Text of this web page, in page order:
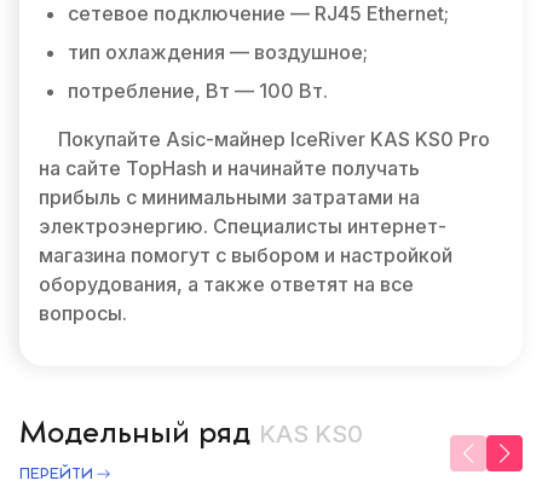
сетевое подключение — RJ45 Ethernet;
тип охлаждения — воздушное;
потребление, Вт — 100 Вт.
Покупайте Asic-майнер IceRiver KAS KS0 Pro
на сайте TopHash и начинайте получать
прибыль с минимальными затратами на
электроэнергию. Специалисты интернет-
магазина помогут с выбором и настройкой
оборудования, а также ответят на все
вопросы.
Модельный ряд KAS KS0
ПЕРЕЙТИ